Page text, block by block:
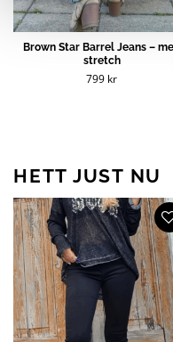
Brown Star Barrel Jeans –
stretch
799 kr
HETT JUST NU